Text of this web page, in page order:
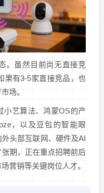
。虽然目前尚无直接竞
果有3-5家直接竞品，也
场。
小艺算法、鸿蒙OS的产
，以及豆包的智能眼
头部互联网、硬件及AI
期，正在重点招聘前后
营销等关键岗位人才。